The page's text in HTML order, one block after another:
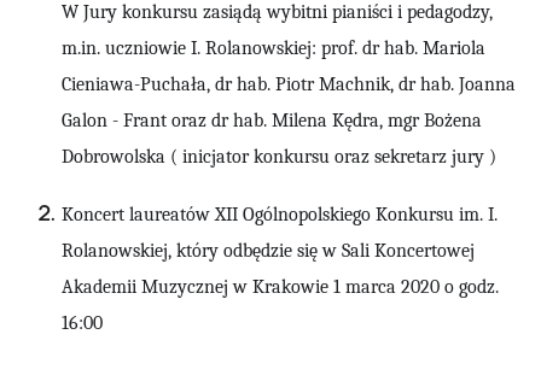
W Jury konkursu zasiądą wybitni pianiści i pedagodzy,
m.in. uczniowie I. Rolanowskiej: prof. dr hab. Mariola
Cieniawa-Puchała, dr hab. Piotr Machnik, dr hab. Joanna
Galon - Frant oraz dr hab. Milena Kędra, mgr Bożena
Dobrowolska ( inicjator konkursu oraz sekretarz jury )
Koncert laureatów XII Ogólnopolskiego Konkursu im. I.
Rolanowskiej, który odbędzie się w Sali Koncertowej
Akademii Muzycznej w Krakowie 1 marca 2020 o godz.
16:00